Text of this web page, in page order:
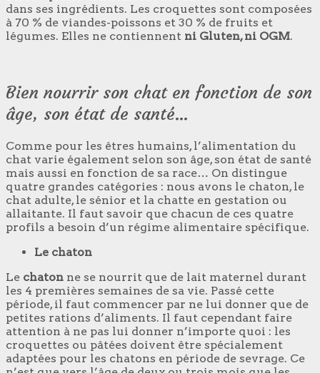
dans ses ingrédients. Les croquettes sont composées
à 70 % de viandes-poissons et 30 % de fruits et
légumes. Elles ne contiennent ni Gluten, ni OGM.
Bien nourrir son chat en fonction de son
âge, son état de santé…
Comme pour les êtres humains, l’alimentation du
chat varie également selon son âge, son état de santé
mais aussi en fonction de sa race… On distingue
quatre grandes catégories : nous avons le chaton, le
chat adulte, le sénior et la chatte en gestation ou
allaitante. Il faut savoir que chacun de ces quatre
profils a besoin d’un régime alimentaire spécifique.
Le chaton
Le chaton ne se nourrit que de lait maternel durant
les 4 premières semaines de sa vie. Passé cette
période, il faut commencer par ne lui donner que de
petites rations d’aliments. Il faut cependant faire
attention à ne pas lui donner n’importe quoi : les
croquettes ou pâtées doivent être spécialement
adaptées pour les chatons en période de sevrage. Ce